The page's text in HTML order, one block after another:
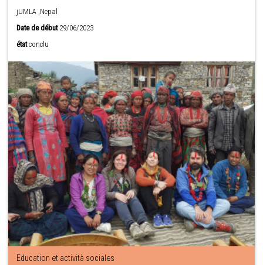
jUMLA ,Nepal
Date de début29/06/2023
état conclu
Education et actività sociales